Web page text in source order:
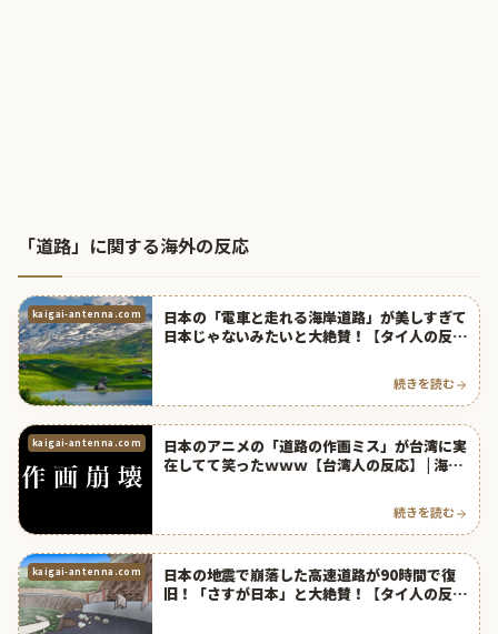
「道路」に関する海外の反応
kaigai-antenna.com
日本の「電車と走れる海岸道路」が美しすぎて
日本じゃないみたいと大絶賛！【タイ人の反
続きを読む
kaigai-antenna.com
日本のアニメの「道路の作画ミス」が台湾に実
在してて笑ったｗｗｗ【台湾人の反応】 | 海外
続きを読む
kaigai-antenna.com
日本の地震で崩落した高速道路が90時間で復
旧！「さすが日本」と大絶賛！【タイ人の反